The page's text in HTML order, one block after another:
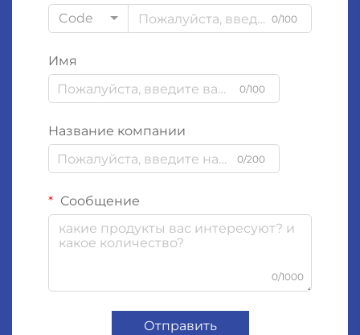
Code
0/100
Имя
0/100
Название компании
0/200
Сообщение
0/1000
Отправить